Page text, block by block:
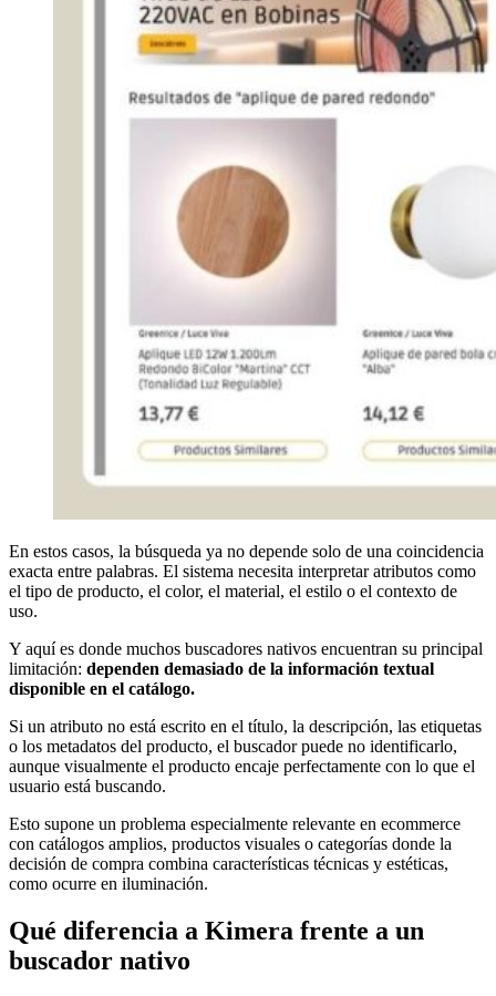
En estos casos, la búsqueda ya no depende solo de una coincidencia
exacta entre palabras. El sistema necesita interpretar atributos como
el tipo de producto, el color, el material, el estilo o el contexto de
uso.
Y aquí es donde muchos buscadores nativos encuentran su principal
limitación: dependen demasiado de la información textual
disponible en el catálogo.
Si un atributo no está escrito en el título, la descripción, las etiquetas
o los metadatos del producto, el buscador puede no identificarlo,
aunque visualmente el producto encaje perfectamente con lo que el
usuario está buscando.
Esto supone un problema especialmente relevante en ecommerce
con catálogos amplios, productos visuales o categorías donde la
decisión de compra combina características técnicas y estéticas,
como ocurre en iluminación.
Qué diferencia a Kimera frente a un
buscador nativo